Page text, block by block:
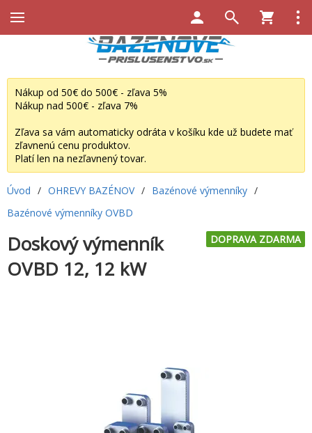
Nákup od 50€ do 500€ - zľava 5%
Nákup nad 500€ - zľava 7%
Zľava sa vám automaticky odráta v košíku kde už budete mať
zľavnenú cenu produktov.
Platí len na nezľavnený tovar.
Úvod / OHREVY BAZÉNOV / Bazénové výmenníky /
Bazénové výmenníky OVBD
DOPRAVA ZDARMA
Doskový výmenník
OVBD 12, 12 kW